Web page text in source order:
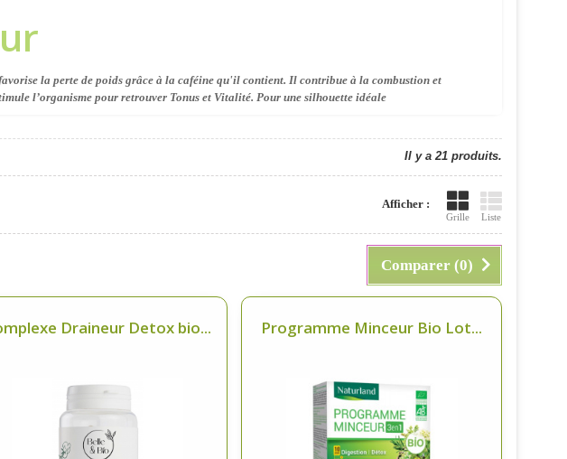
la perte de poids grâce à la caféine qu'il contient. Il contribue à la combustion et
l’organisme pour retrouver Tonus et Vitalité. Pour une silhouette idéale
Il y a 21 produits.
Afficher :
Grille Liste
Comparer (0)
Draineur Detox bio... Programme Minceur Bio Lot...